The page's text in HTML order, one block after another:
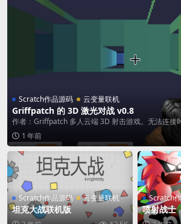
Scratch作品源码 云变量联机
Griffpatch 的 3D 激光对战 v0.8
作者：Griffpatch 多人云端 3D 射击游戏。无法连接
1 年前
Scratch作品源码 云变量联机
坦克大战联机版
Scratch
喷射战士